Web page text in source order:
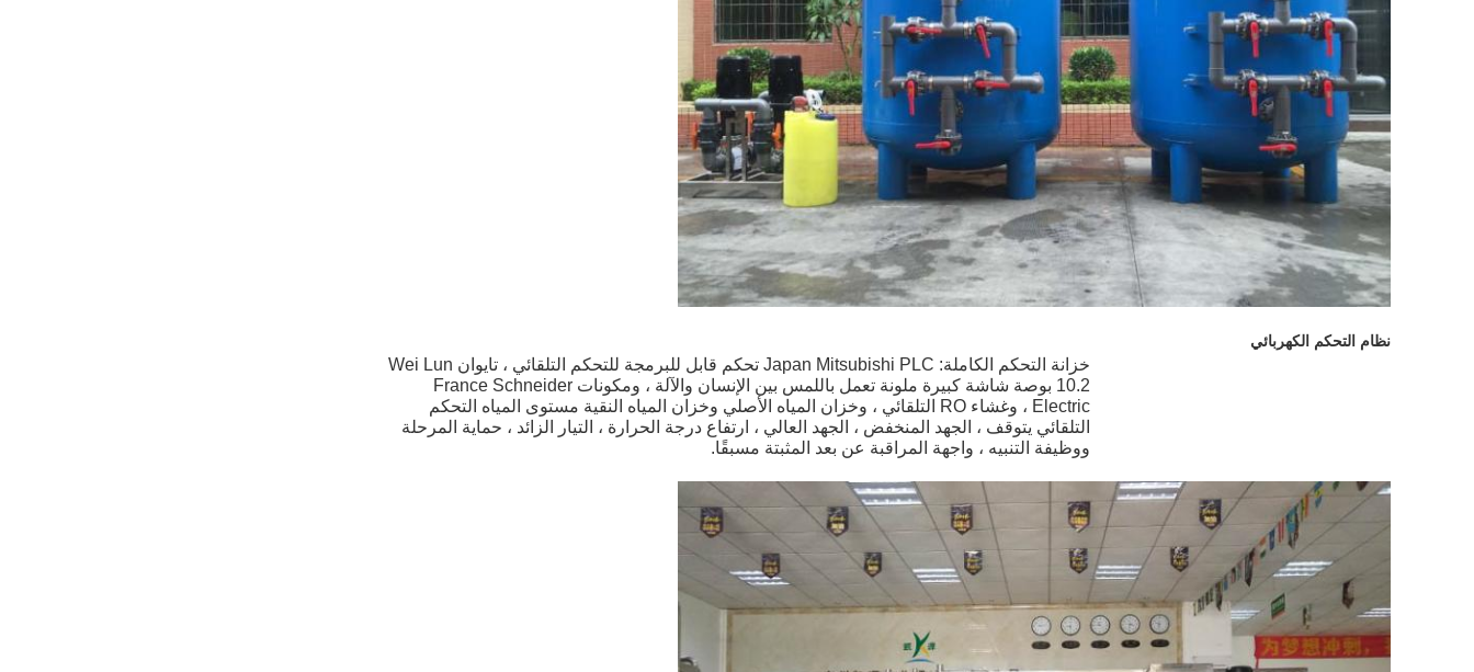
نظام التحكم الكهربائي
خزانة التحكم الكاملة: Japan Mitsubishi PLC تحكم قابل للبرمجة للتحكم التلقائي ، تايوان Wei Lun
10.2 بوصة شاشة كبيرة ملونة تعمل باللمس بين الإنسان والآلة ، ومكونات France Schneider
Electric ، وغشاء RO التلقائي ، وخزان المياه الأصلي وخزان المياه النقية مستوى المياه التحكم
التلقائي يتوقف ، الجهد المنخفض ، الجهد العالي ، ارتفاع درجة الحرارة ، التيار الزائد ، حماية المرحلة
ووظيفة التنبيه ، واجهة المراقبة عن بعد المثبتة مسبقًا.